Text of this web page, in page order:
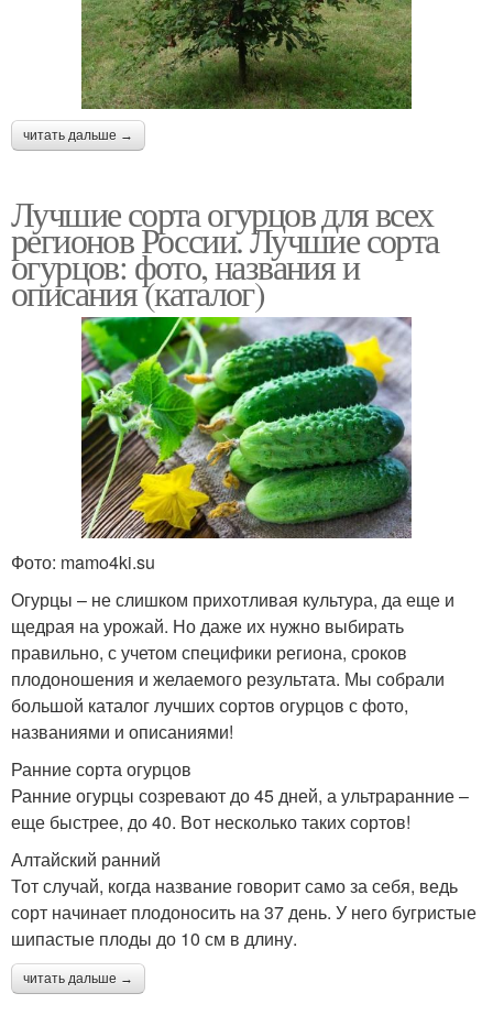
читать дальше →
Лучшие сорта огурцов для всех
регионов России. Лучшие сорта
огурцов: фото, названия и
описания (каталог)
Фото: mamo4ki.su
Огурцы – не слишком прихотливая культура, да еще и
щедрая на урожай. Но даже их нужно выбирать
правильно, с учетом специфики региона, сроков
плодоношения и желаемого результата. Мы собрали
большой каталог лучших сортов огурцов с фото,
названиями и описаниями!
Ранние сорта огурцов
Ранние огурцы созревают до 45 дней, а ультраранние –
еще быстрее, до 40. Вот несколько таких сортов!
Алтайский ранний
Тот случай, когда название говорит само за себя, ведь
сорт начинает плодоносить на 37 день. У него бугристые
шипастые плоды до 10 см в длину.
читать дальше →